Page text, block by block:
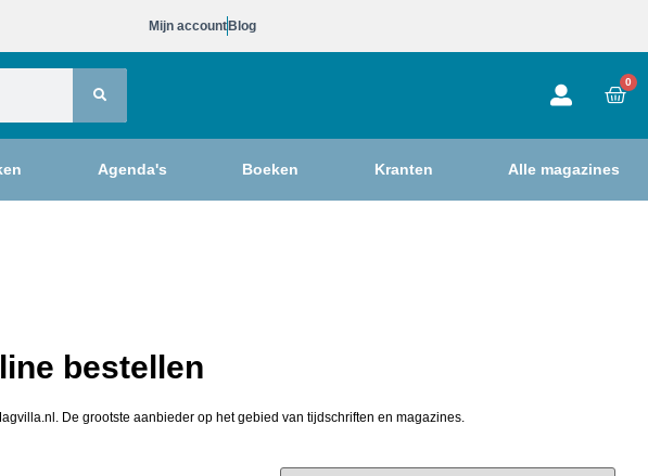
Mijn account Blog
0
Agenda's Boeken Kranten Alle magazines
bestellen
De grootste aanbieder op het gebied van tijdschriften en magazines.